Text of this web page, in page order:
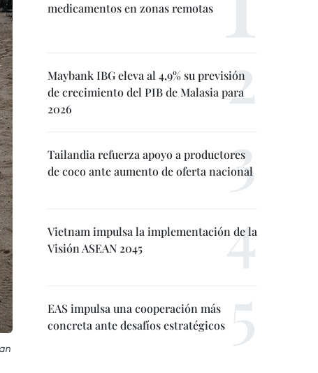
medicamentos en zonas remotas
Maybank IBG eleva al 4,9% su previsión
de crecimiento del PIB de Malasia para
2026
Tailandia refuerza apoyo a productores
de coco ante aumento de oferta nacional
Vietnam impulsa la implementación de la
Visión ASEAN 2045
EAS impulsa una cooperación más
concreta ante desafíos estratégicos